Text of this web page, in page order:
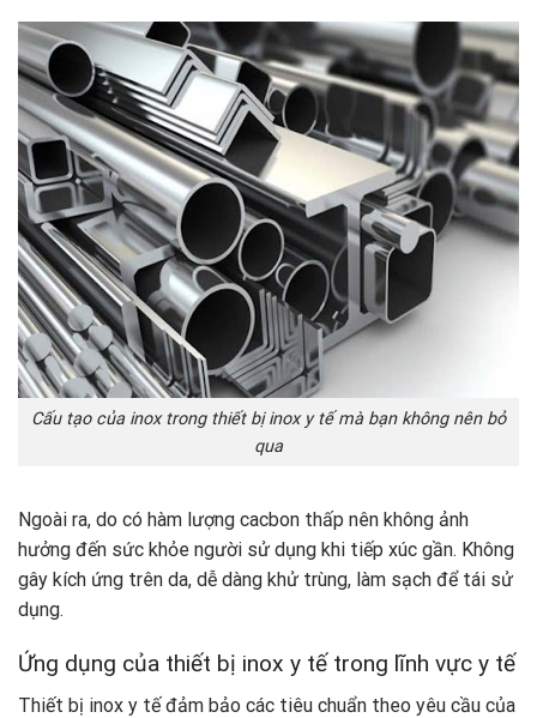
Cấu tạo của inox trong thiết bị inox y tế mà bạn không nên bỏ
qua
Ngoài ra, do có hàm lượng cacbon thấp nên không ảnh
hưởng đến sức khỏe người sử dụng khi tiếp xúc gần. Không
gây kích ứng trên da, dễ dàng khử trùng, làm sạch để tái sử
dụng.
Ứng dụng của thiết bị inox y tế trong lĩnh vực y tế
Thiết bị inox y tế đảm bảo các tiêu chuẩn theo yêu cầu của